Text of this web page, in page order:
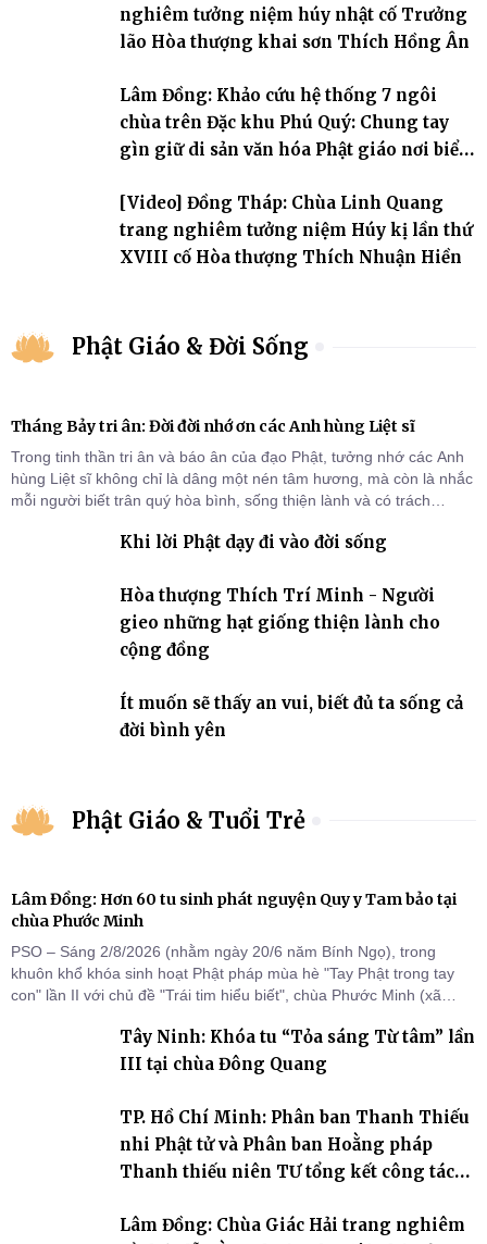
nghiêm tưởng niệm húy nhật cố Trưởng
lão Hòa thượng khai sơn Thích Hồng Ân
Lâm Đồng: Khảo cứu hệ thống 7 ngôi
chùa trên Đặc khu Phú Quý: Chung tay
gìn giữ di sản văn hóa Phật giáo nơi biển
[Video] Đồng Tháp: Chùa Linh Quang
trang nghiêm tưởng niệm Húy kị lần thứ
XVIII cố Hòa thượng Thích Nhuận Hiền
Phật Giáo & Đời Sống
Tháng Bảy tri ân: Đời đời nhớ ơn các Anh hùng Liệt sĩ
Trong tinh thần tri ân và báo ân của đạo Phật, tưởng nhớ các Anh
hùng Liệt sĩ không chỉ là dâng một nén tâm hương, mà còn là nhắc
mỗi người biết trân quý hòa bình, sống thiện lành và có trách
Khi lời Phật dạy đi vào đời sống
Hòa thượng Thích Trí Minh - Người
gieo những hạt giống thiện lành cho
cộng đồng
Ít muốn sẽ thấy an vui, biết đủ ta sống cả
đời bình yên
Phật Giáo & Tuổi Trẻ
Lâm Đồng: Hơn 60 tu sinh phát nguyện Quy y Tam bảo tại
chùa Phước Minh
PSO – Sáng 2/8/2026 (nhằm ngày 20/6 năm Bính Ngọ), trong
khuôn khổ khóa sinh hoạt Phật pháp mùa hè "Tay Phật trong tay
con" lần II với chủ đề "Trái tim hiểu biết", chùa Phước Minh (xã
cho hơn 60 tu sinh.Tây Ninh: Khóa tu “Tỏa sáng Từ tâm” lần
III tại chùa Đông Quang
TP. Hồ Chí Minh: Phân ban Thanh Thiếu
nhi Phật tử và Phân ban Hoằng pháp
Thanh thiếu niên TƯ tổng kết công tác
Lâm Đồng: Chùa Giác Hải trang nghiêm